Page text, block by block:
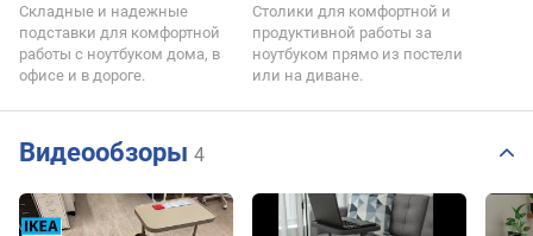
Складные и надежные
подставки для комфортной
работы с ноутбуком дома, в
офисе и в дороге.
Столики для комфортной и
продуктивной работы за
ноутбуком прямо из постели
или на диване.
Видеообзоры 4